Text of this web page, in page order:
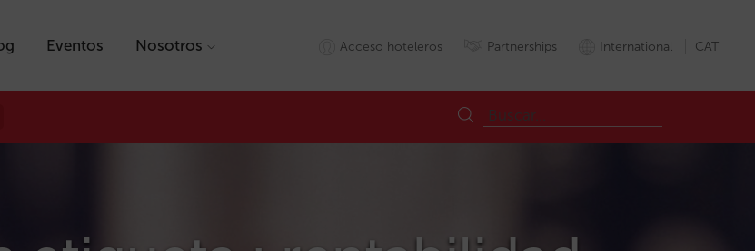
Eventos Nosotros Acceso hoteleros Partnerships International CAT